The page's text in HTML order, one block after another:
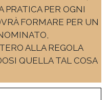
PER OGNI
FORMARE PER UN
ALLA REGOLA
QUELLA TAL COSA